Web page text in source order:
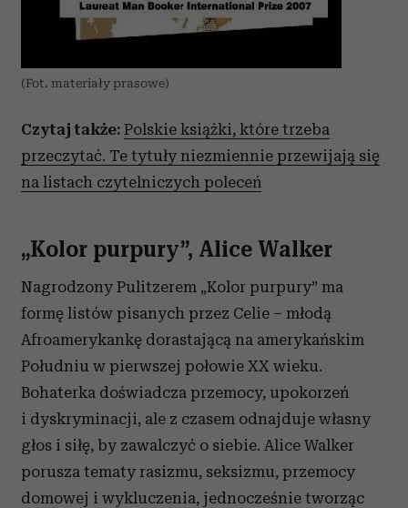
(Fot. materiały prasowe)
Czytaj także: Polskie książki, które trzeba
przeczytać. Te tytuły niezmiennie przewijają się
na listach czytelniczych poleceń
„Kolor purpury”, Alice Walker
Nagrodzony Pulitzerem „Kolor purpury” ma
formę listów pisanych przez Celie – młodą
Afroamerykankę dorastającą na amerykańskim
Południu w pierwszej połowie XX wieku.
Bohaterka doświadcza przemocy, upokorzeń
i dyskryminacji, ale z czasem odnajduje własny
głos i siłę, by zawalczyć o siebie. Alice Walker
porusza tematy rasizmu, seksizmu, przemocy
domowej i wykluczenia, jednocześnie tworząc